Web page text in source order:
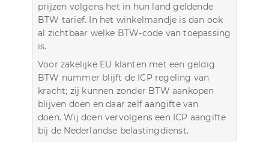
prijzen volgens het in hun land geldende
BTW tarief. In het winkelmandje is dan ook
al zichtbaar welke BTW-code van toepassing
is.
Voor zakelijke EU klanten met een geldig
BTW nummer blijft de ICP regeling van
kracht; zij kunnen zonder BTW aankopen
blijven doen en daar zelf aangifte van
doen. Wij doen vervolgens een ICP aangifte
bij de Nederlandse belastingdienst.